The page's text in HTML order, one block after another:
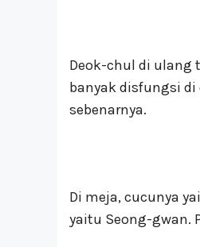
Deok-chul di ulang
banyak disfungsi
sebenarnya.
Di meja, cucunya
yaitu Seong-gwan.